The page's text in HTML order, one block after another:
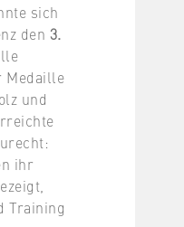
sich
den 3.
Medaille
und
ihr
Training